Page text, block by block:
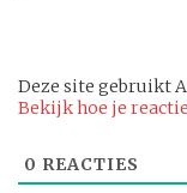
Deze site gebruikt
Bekijk hoe je
0 REACTIES